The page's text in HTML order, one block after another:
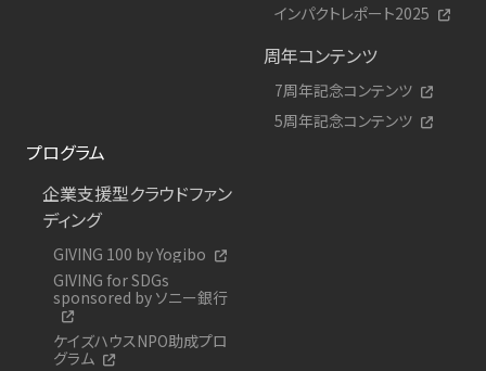
インパクトレポート2025
周年コンテンツ
7周年記念コンテンツ
5周年記念コンテンツ
プログラム
企業支援型クラウドファン
ディング
GIVING 100 by Yogibo
GIVING for SDGs
sponsored by ソニー銀行
ケイズハウスNPO助成プロ
グラム